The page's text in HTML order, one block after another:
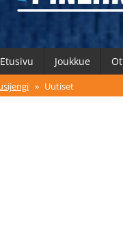
Etusivu Joukkue
» Uutiset